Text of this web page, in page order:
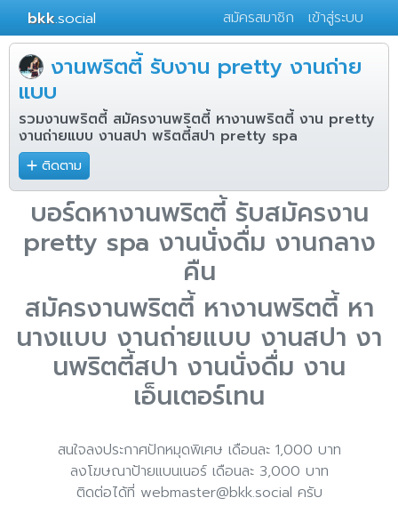
bkk.social สมัครสมาชิก เข้าสู่ระบบ
งานพริตตี้ รับงาน pretty งานถ่าย
แบบ
รวมงานพริตตี้ สมัครงานพริตตี้ หางานพริตตี้ งาน pretty
งานถ่ายแบบ งานสปา พริตตี้สปา pretty spa
ติดตาม
บอร์ดหางานพริตตี้ รับสมัครงาน
pretty spa งานนั่งดื่ม งานกลาง
คืน
สมัครงานพริตตี้ หางานพริตตี้ หา
นางแบบ งานถ่ายแบบ งานสปา งา
นพริตตี้สปา งานนั่งดื่ม งาน
เอ็นเตอร์เทน
สนใจลงประกาศปักหมุดพิเศษ เดือนละ 1,000 บาท
ลงโฆษณาป้ายแบนเนอร์ เดือนละ 3,000 บาท
ติดต่อได้ที่ webmaster@bkk.social ครับ